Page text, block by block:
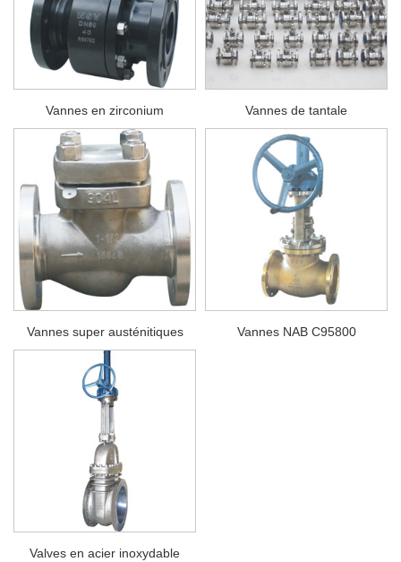
Vannes en zirconium Vannes de tantale
Vannes super austénitiques Vannes NAB C95800
Valves en acier inoxydable